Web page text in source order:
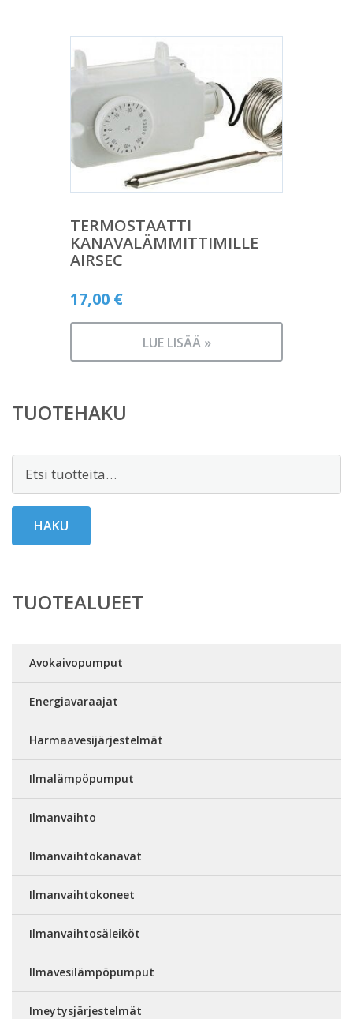
TERMOSTAATTI
KANAVALÄMMITTIMILLE
AIRSEC
17,00 €
LUE LISÄÄ »
TUOTEHAKU
Etsi:
HAKU
TUOTEALUEET
Avokaivopumput
Energiavaraajat
Harmaavesijärjestelmät
Ilmalämpöpumput
Ilmanvaihto
Ilmanvaihtokanavat
Ilmanvaihtokoneet
Ilmanvaihtosäleiköt
Ilmavesilämpöpumput
Imeytysjärjestelmät